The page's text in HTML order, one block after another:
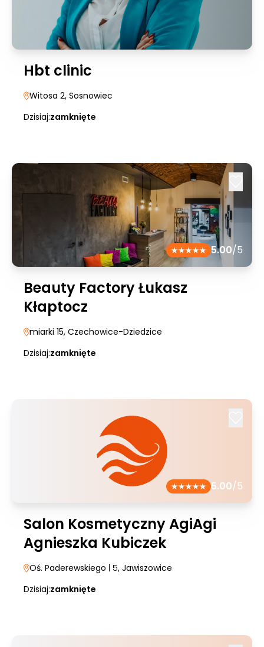
Hbt clinic
Witosa 2, Sosnowiec
Dzisiaj:zamknięte
5.00/5
Beauty Factory Łukasz
Kłaptocz
miarki 15, Czechowice-Dziedzice
Dzisiaj:zamknięte
5.00/5
Salon Kosmetyczny AgiAgi
Agnieszka Kubiczek
Oś. Paderewskiego | 5, Jawiszowice
Dzisiaj:zamknięte